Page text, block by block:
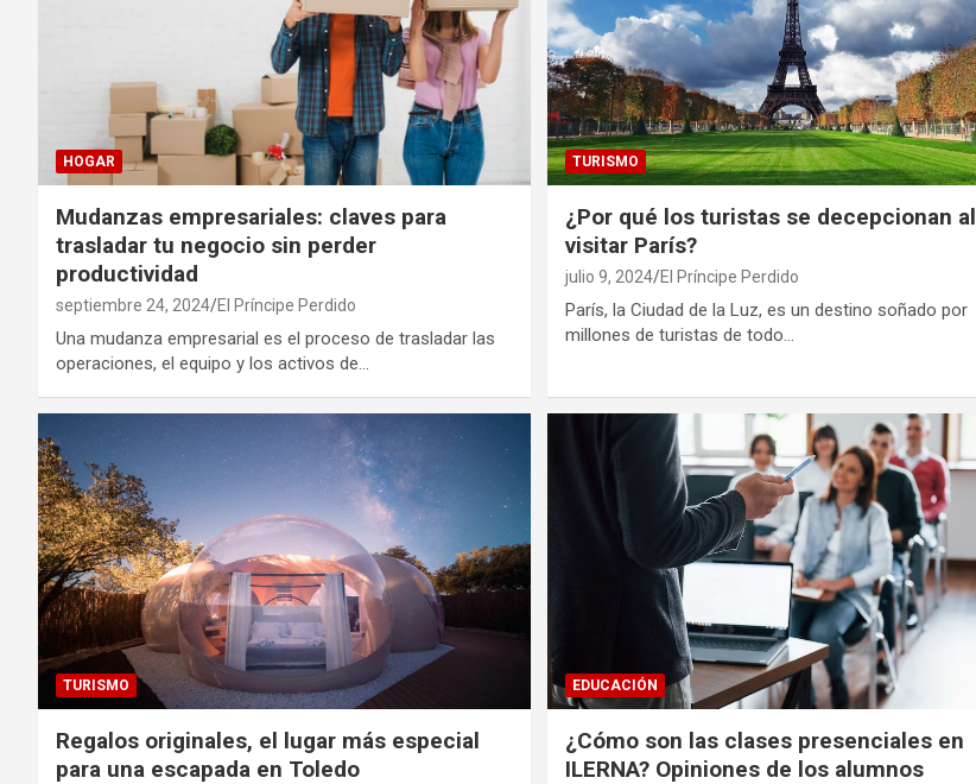
HOGAR
Mudanzas empresariales: claves para
trasladar tu negocio sin perder
productividad
septiembre 24, 2024 El Príncipe Perdido
Una mudanza empresarial es el proceso de trasladar las
operaciones, el equipo y los activos de…
TURISMO
¿Por qué los turistas se decepcionan al
visitar París?
julio 9, 2024 El Príncipe Perdido
París, la Ciudad de la Luz, es un destino soñado por
millones de turistas de todo…
TURISMO
Regalos originales, el lugar más especial
para una escapada en Toledo
EDUCACIÓN
¿Cómo son las clases presenciales en
ILERNA? Opiniones de los alumnos